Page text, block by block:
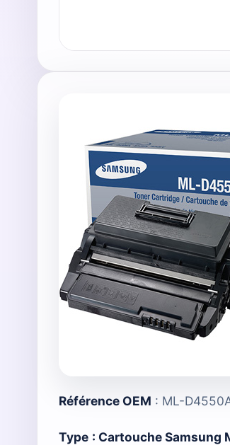
Référence OEM : ML-
Type : Cartouche Samsung